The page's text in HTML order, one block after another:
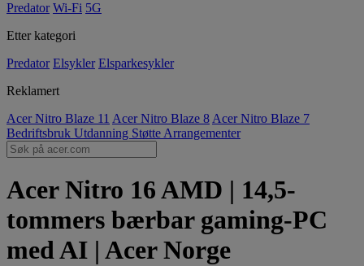
Predator Wi-Fi 5G
Etter kategori
Predator Elsykler Elsparkesykler
Reklamert
Acer Nitro Blaze 11 Acer Nitro Blaze 8 Acer Nitro Blaze 7
Bedriftsbruk Utdanning Støtte Arrangementer
Acer Nitro 16 AMD | 14,5-
tommers bærbar gaming-PC
med AI | Acer Norge